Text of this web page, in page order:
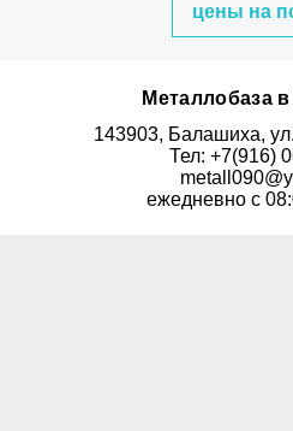
цены на
Металлобаза
143903, Балашиха,
Тел: +7(916)
ежедневно с